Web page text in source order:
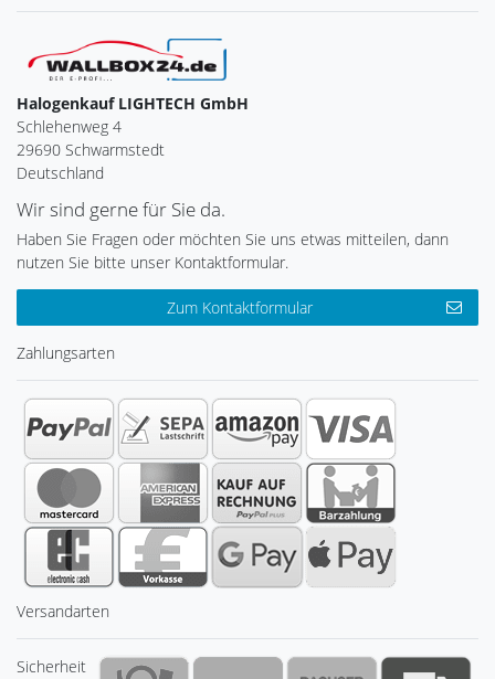
Halogenkauf LIGHTECH GmbH
Schlehenweg 4
29690 Schwarmstedt
Deutschland
Wir sind gerne für Sie da.
Haben Sie Fragen oder möchten Sie uns etwas mitteilen, dann
nutzen Sie bitte unser Kontaktformular.
Zum Kontaktformular
Zahlungsarten
Versandarten
Sicherheit